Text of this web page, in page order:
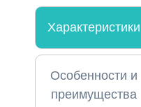
Характеристики
Особенности и
преимущества